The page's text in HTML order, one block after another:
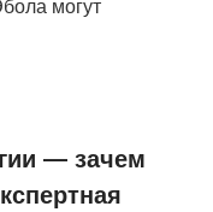
могут
— зачем